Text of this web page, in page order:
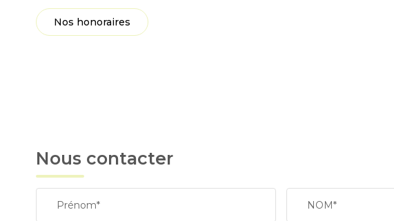
Nos honoraires
Nous contacter
Prénom* NOM*